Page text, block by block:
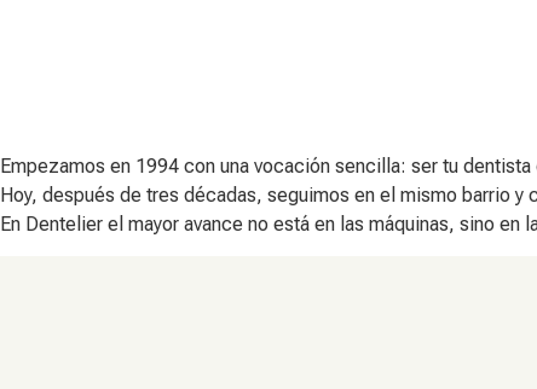
Empezamos en 1994 con una vocación sencilla: ser tu dentista
Hoy, después de tres décadas, seguimos en el mismo barrio y
En Dentelier el mayor avance no está en las máquinas, sino en